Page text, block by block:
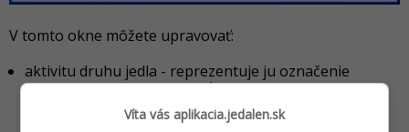
V tomto okne môžete upravovať:
aktivitu druhu jedla - reprezentuje ju označenie
zaškrtávacieho políčka v stĺpci
aplikácii aktívny iba jeden druh jedla a to
Víta vás aplikacia.jedalen.sk